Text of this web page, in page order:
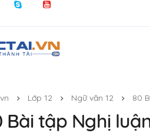
Lớp 12 Ngữ văn 12 80
Bài tập Nghị